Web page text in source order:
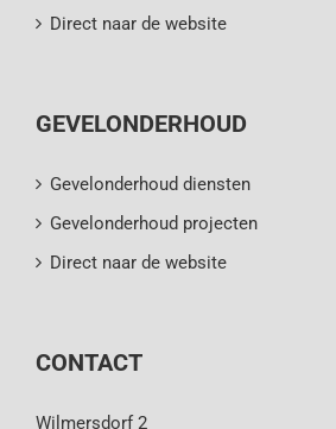
Direct naar de website
GEVELONDERHOUD
Gevelonderhoud diensten
Gevelonderhoud projecten
Direct naar de website
CONTACT
Wilmersdorf 2